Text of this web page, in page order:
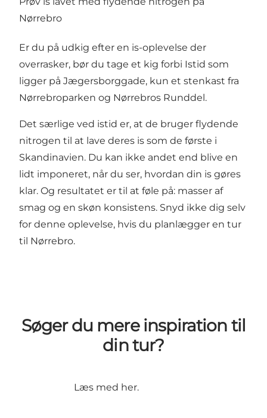
Nørrebro
Er du på udkig efter en is-oplevelse der
overrasker, bør du tage et kig forbi Istid som
ligger på Jægersborggade, kun et stenkast fra
Nørrebroparken og Nørrebros Runddel.
Det særlige ved istid er, at de bruger flydende
nitrogen til at lave deres is som de første i
Skandinavien. Du kan ikke andet end blive en
lidt imponeret, når du ser, hvordan din is gøres
klar. Og resultatet er til at føle på: masser af
smag og en skøn konsistens. Snyd ikke dig selv
for denne oplevelse, hvis du planlægger en tur
til Nørrebro.
Søger du mere inspiration til
din tur?
Læs med her.